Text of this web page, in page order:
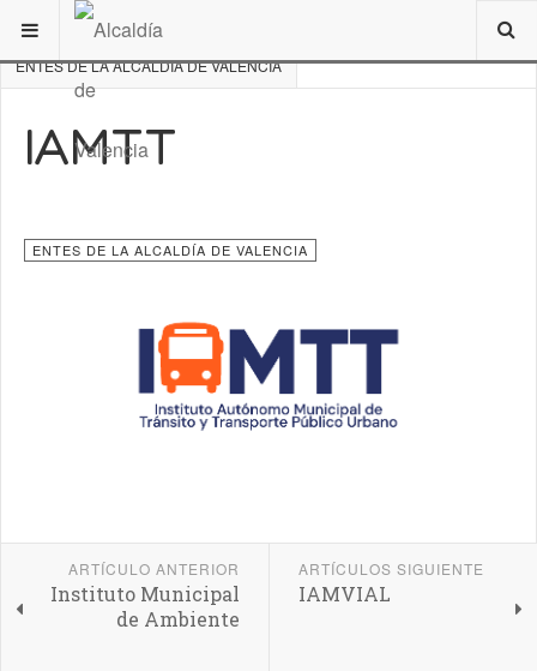
ESTÁ AQUÍ: DE INTERÉS
ENTES DE LA ALCALDÍA DE VALENCIA
IAMTT
ENTES DE LA ALCALDÍA DE VALENCIA
ARTÍCULO ANTERIOR
Instituto Municipal
de Ambiente
ARTÍCULOS SIGUIENTE
IAMVIAL